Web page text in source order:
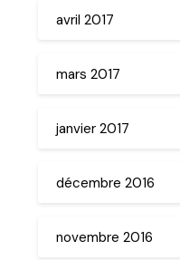
avril 2017
mars 2017
janvier 2017
décembre 2016
novembre 2016